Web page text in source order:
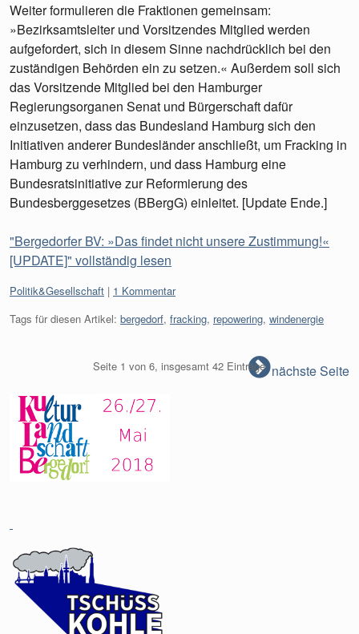
Weiter formulieren die Fraktionen gemeinsam:
»Bezirksamtsleiter und Vorsitzendes Mitglied werden
aufgefordert, sich in diesem Sinne nachdrücklich bei den
zuständigen Behörden ein zu setzen.« Außerdem soll sich
das Vorsitzende Mitglied bei den Hamburger
Regierungsorganen Senat und Bürgerschaft dafür
einzusetzen, dass das Bundesland Hamburg sich den
Initiativen anderer Bundesländer anschließt, um Fracking in
Hamburg zu verhindern, und dass Hamburg eine
Bundesratsinitiative zur Reformierung des
Bundesberggesetzes (BBergG) einleitet. [Update Ende.]
"Bergedorfer BV: »Das findet nicht unsere Zustimmung!«
[UPDATE]" vollständig lesen
Kategorien:
Politik&Gesellschaft
1 Kommentar
Tags für diesen Artikel: bergedorf, fracking, repowering, windenergie
Seite 1 von 6, insgesamt 42 Einträge nächste Seite